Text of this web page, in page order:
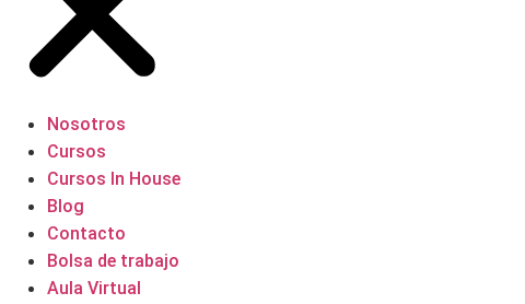
Nosotros
Cursos
Cursos In House
Blog
Contacto
Bolsa de trabajo
Aula Virtual